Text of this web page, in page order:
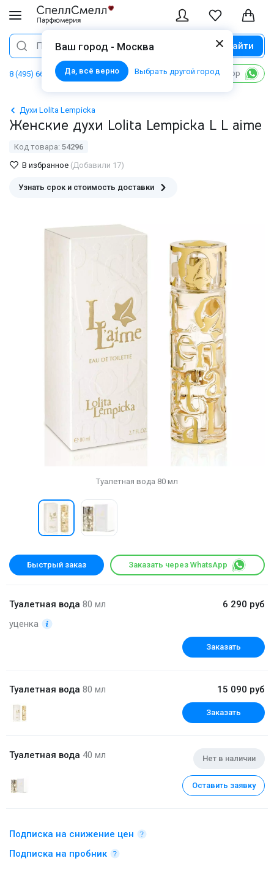
Ваш город - Москва
Да, всё верно Выбрать другой город
Поиск Найти
8 (495) 668 06 02 Написать в WhatsApp
Духи Lolita Lempicka
Женские духи Lolita Lempicka L L aime
Код товара: 54296
В избранное (Добавили 17)
Узнать срок и стоимость доставки
Туалетная вода 80 мл
Быстрый заказ Заказать через WhatsApp
Туалетная вода 80 мл
уценка
6 290 руб
Заказать
Туалетная вода 80 мл 15 090 руб
Заказать
Туалетная вода 40 мл Нет в наличии
Оставить заявку
Подписка на снижение цен
Подписка на пробник